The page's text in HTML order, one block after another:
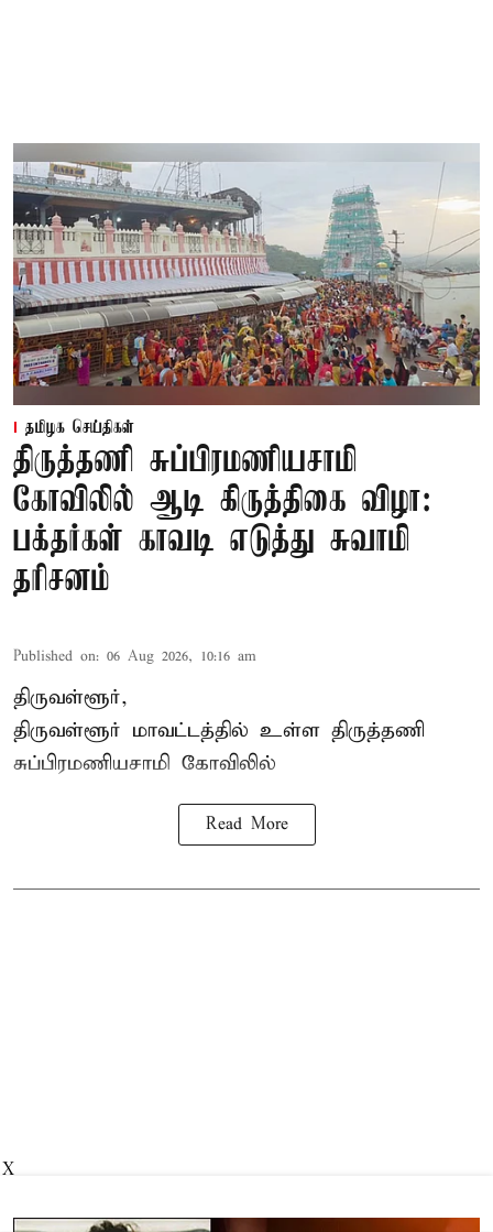
தமிழக செய்திகள்
திருத்தணி சுப்பிரமணியசாமி
கோவிலில் ஆடி கிருத்திகை விழா:
பக்தர்கள் காவடி எடுத்து சுவாமி
தரிசனம்
Published on: 06 Aug 2026, 10:16 am
திருவள்ளூர்,
திருவள்ளூர் மாவட்டத்தில் உள்ள திருத்தணி
சுப்பிரமணியசாமி கோவிலில்
Read More
X